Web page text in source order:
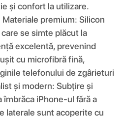
și confort la utilizare.
premium: Silicon
se simte plăcut la
excelentă, prevenind
cu microfibră fină,
telefonului de zgârieturi
și modern: Subțire și
iPhone-ul fără a
laterale sunt acoperite cu